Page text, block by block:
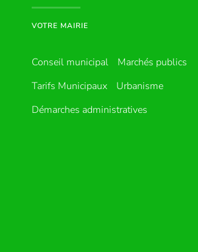
VOTRE MAIRIE
Conseil municipal
Marchés publics
Tarifs Municipaux
Urbanisme
Démarches administratives